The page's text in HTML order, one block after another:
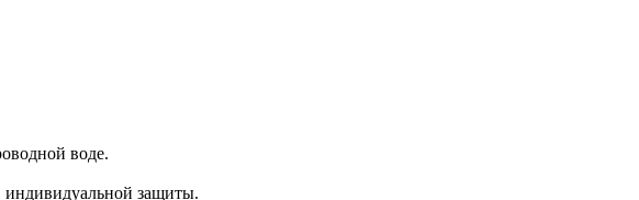
воде.
индивидуальной защиты.